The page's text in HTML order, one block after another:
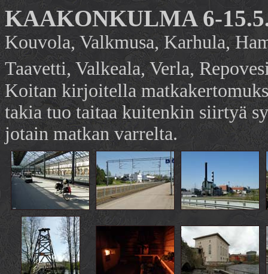
KAAKONKULMA 6-
Kouvola, Valkmusa, Karhula,
Taavetti, Valkeala, Verla,
Koitan kirjoitella
takia tuo taitaa kuitenkin siirtyä
jotain matkan varrelta.